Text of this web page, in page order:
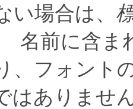
い場合は、
名前に含ま
、フォント
はありませ